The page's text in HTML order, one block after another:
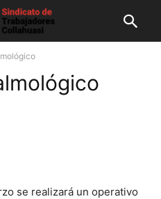
se realizará un operativo